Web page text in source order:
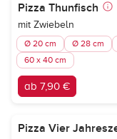
Pizza Thunfisch
mit Zwiebeln
Ø 20 cm Ø 28 cm
60 x 40 cm
ab 7,90 €
Pizza Vier